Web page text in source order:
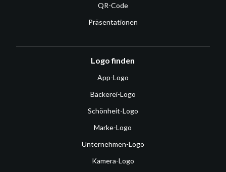
QR-Code
Präsentationen
Logo finden
App-Logo
Bäckerei-Logo
Schönheit-Logo
Marke-Logo
Unternehmen-Logo
Kamera-Logo